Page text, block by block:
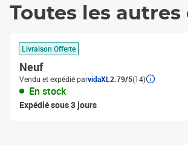
Toutes les
Livraison Offerte
Neuf
Vendu et expédié parvidaXL 2.79/5(14)
En stock
Expédié sous 3 jours